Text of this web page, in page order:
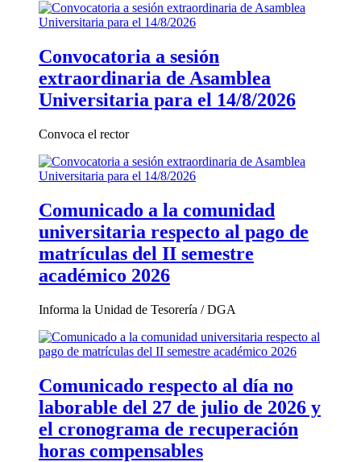
Convocatoria a sesión
extraordinaria de Asamblea
Universitaria para el 14/8/2026
Convoca el rector
Comunicado a la comunidad
universitaria respecto al pago de
matrículas del II semestre
académico 2026
Informa la Unidad de Tesorería / DGA
Comunicado respecto al día no
laborable del 27 de julio de 2026 y
el cronograma de recuperación
horas compensables